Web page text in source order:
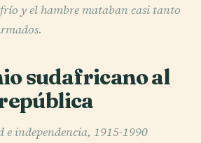
y el hambre mataban casi tanto
sudafricano al
independencia, 1915-1990